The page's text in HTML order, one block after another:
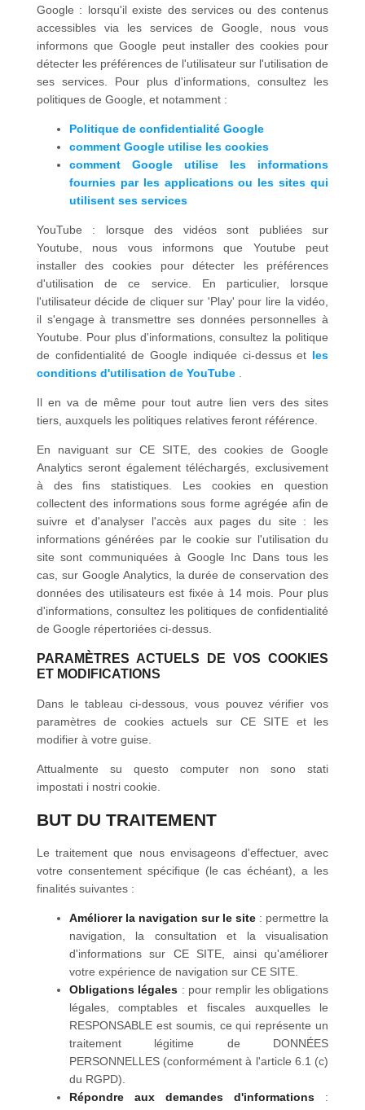
Google : lorsqu'il existe des services ou des contenus
accessibles via les services de Google, nous vous
informons que Google peut installer des cookies pour
détecter les préférences de l'utilisateur sur l'utilisation de
ses services. Pour plus d'informations, consultez les
politiques de Google, et notamment :
Politique de confidentialité Google
comment Google utilise les cookies
comment Google utilise les informations
fournies par les applications ou les sites qui
utilisent ses services
YouTube : lorsque des vidéos sont publiées sur
Youtube, nous vous informons que Youtube peut
installer des cookies pour détecter les préférences
d'utilisation de ce service. En particulier, lorsque
l'utilisateur décide de cliquer sur 'Play' pour lire la vidéo,
il s'engage à transmettre ses données personnelles à
Youtube. Pour plus d'informations, consultez la politique
de confidentialité de Google indiquée ci-dessus et les
conditions d'utilisation de YouTube.
Il en va de même pour tout autre lien vers des sites
tiers, auxquels les politiques relatives feront référence.
En naviguant sur CE SITE, des cookies de Google
Analytics seront également téléchargés, exclusivement
à des fins statistiques. Les cookies en question
collectent des informations sous forme agrégée afin de
suivre et d'analyser l'accès aux pages du site : les
informations générées par le cookie sur l'utilisation du
site sont communiquées à Google Inc Dans tous les
cas, sur Google Analytics, la durée de conservation des
données des utilisateurs est fixée à 14 mois. Pour plus
d'informations, consultez les politiques de confidentialité
de Google répertoriées ci-dessus.
PARAMÈTRES ACTUELS DE VOS COOKIES
ET MODIFICATIONS
Dans le tableau ci-dessous, vous pouvez vérifier vos
paramètres de cookies actuels sur CE SITE et les
modifier à votre guise.
Attualmente su questo computer non sono stati
impostati i nostri cookie.
BUT DU TRAITEMENT
Le traitement que nous envisageons d'effectuer, avec
votre consentement spécifique (le cas échéant), a les
finalités suivantes :
Améliorer la navigation sur le site : permettre la
navigation, la consultation et la visualisation
d'informations sur CE SITE, ainsi qu'améliorer
votre expérience de navigation sur CE SITE.
Obligations légales : pour remplir les obligations
légales, comptables et fiscales auxquelles le
RESPONSABLE est soumis, ce qui représente un
traitement légitime de DONNÉES
PERSONNELLES (conformément à l'article 6.1 (c)
du RGPD).
Répondre aux demandes d'informations :